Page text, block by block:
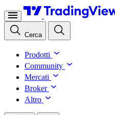
Cerca
Prodotti
Community
Mercati
Broker
Altro